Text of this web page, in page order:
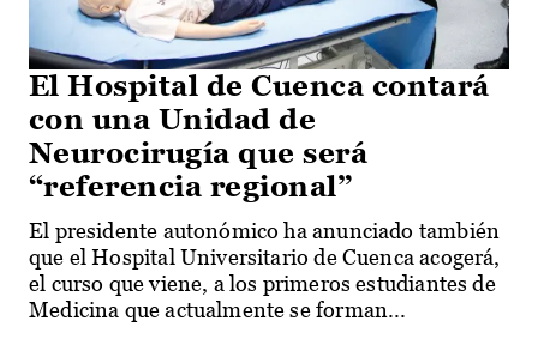
El Hospital de Cuenca contará
con una Unidad de
Neurocirugía que será
“referencia regional”
El presidente autonómico ha anunciado también
que el Hospital Universitario de Cuenca acogerá,
el curso que viene, a los primeros estudiantes de
Medicina que actualmente se forman...